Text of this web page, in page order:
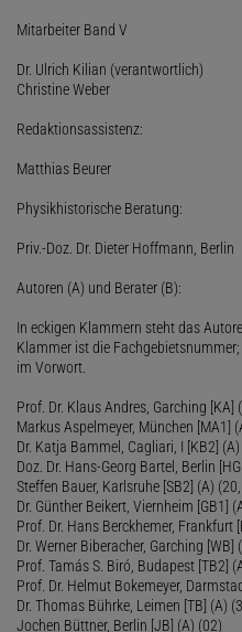
Mitarbeiter Band V
Dr. Ulrich Kilian (verantwortlich)
Christine Weber
Redaktionsassistenz:
Matthias Beurer
Physikhistorische Beratung:
Priv.-Doz. Dr. Dieter Hoffmann, Berlin
Autoren (A) und Berater (B):
In eckigen Klammern steht das
Klammer ist die
im Vorwort.
Prof. Dr. Klaus Andres, Garching [KA]
Markus Aspelmeyer, München [MA1]
Dr. Katja Bammel, Cagliari, I [KB2]
Doz. Dr. Hans-Georg Bartel, Berlin
Steffen Bauer, Karlsruhe [SB2] (A)
Dr. Günther Beikert, Viernheim [GB1]
Prof. Dr. Hans Berckhemer, Frankfurt
Dr. Werner Biberacher, Garching [WB]
Prof. Tamás S. Biró, Budapest [TB2]
Prof. Dr. Helmut Bokemeyer,
Dr. Thomas Bührke, Leimen [TB] (A)
Jochen Büttner, Berlin [JB] (A) (02)